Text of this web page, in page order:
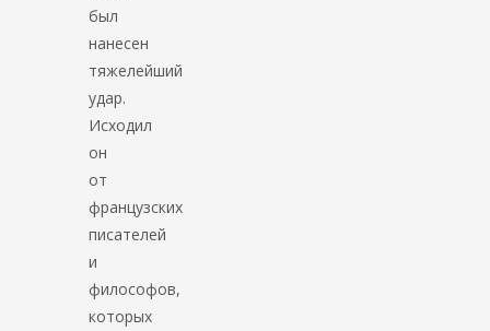
был
нанесен
тяжелейший
удар.
Исходил
он
от
французских
писателей
и
философов,
которых